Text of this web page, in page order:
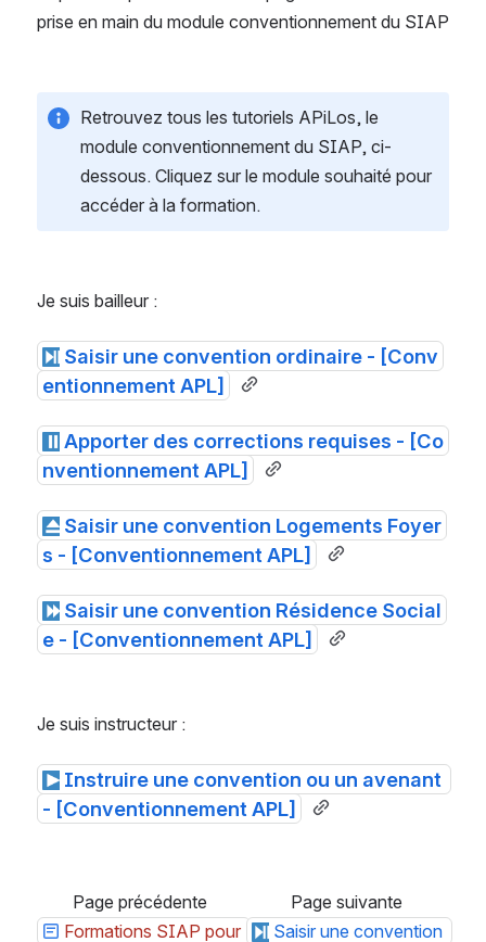
prise en main du module conventionnement du SIAP
Retrouvez tous les tutoriels APiLos, le
module conventionnement du SIAP, ci-
dessous. Cliquez sur le module souhaité pour
accéder à la formation.
Je suis bailleur :
Saisir une convention ordinaire - [Conv
entionnement APL]
Apporter des corrections requises - [Co
nventionnement APL]
Saisir une convention Logements Foyer
s - [Conventionnement APL]
Saisir une convention Résidence Social
e - [Conventionnement APL]
Je suis instructeur :
Instruire une convention ou un avenant
- [Conventionnement APL]
Page précédente
Formations SIAP pour
Page suivante
Saisir une convention